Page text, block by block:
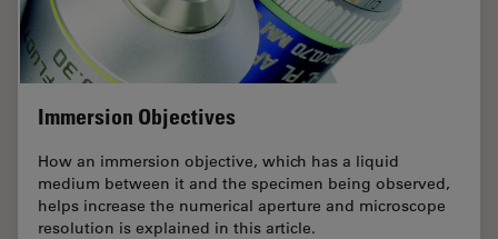
Immersion Objectives
How an immersion objective, which has a liquid
medium between it and the specimen being observed,
helps increase the numerical aperture and microscope
resolution is explained in this article.